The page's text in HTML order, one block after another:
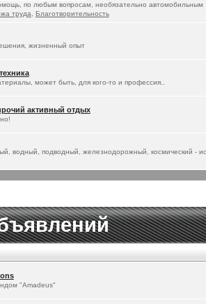
по любым вопросам, необязательно автомобильным
труда Благотворительность
жизненный опыт
может быть, для кого-то и профессия..
активный отдых
водный, подводный, железнодорожный, космический -
"Amadeus"